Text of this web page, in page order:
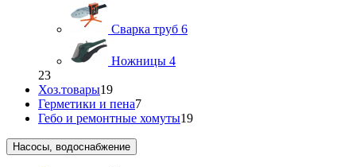
Сварка труб 6
Ножницы 4
23
Хоз.товары19
Герметики и пена7
Гебо и ремонтные хомуты19
Насосы, водоснабжение